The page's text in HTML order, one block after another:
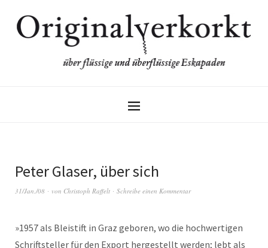
Peter Glaser, über sich
31/Jan./08 von Christoph Raffelt Schreibe einen Kommentar
»1957 als Bleistift in Graz geboren, wo die hochwertigen
Schriftsteller für den Export hergestellt werden; lebt als